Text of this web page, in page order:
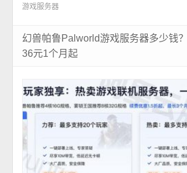
游戏服务器
幻兽帕鲁Palworld游戏服务器多少钱
36元1个月起